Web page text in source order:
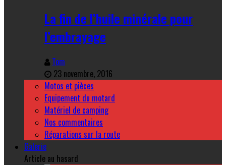
La fin de l’huile minérale pour
l’embrayage
Tom
23 novembre, 2016
Motos et pièces
Equipement du motard
Matériel de camping
Nos commentaires
Réparations sur la route
Galerie
Article au hasard